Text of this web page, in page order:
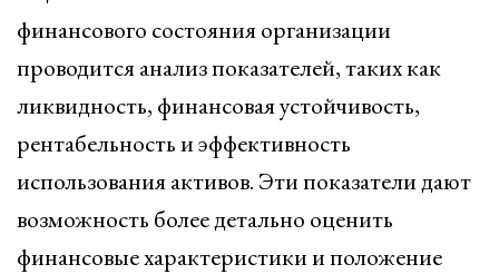
финансового состояния организации
проводится анализ показателей, таких как
ликвидность, финансовая устойчивость,
рентабельность и эффективность
использования активов. Эти показатели дают
возможность более детально оценить
финансовые характеристики и положение